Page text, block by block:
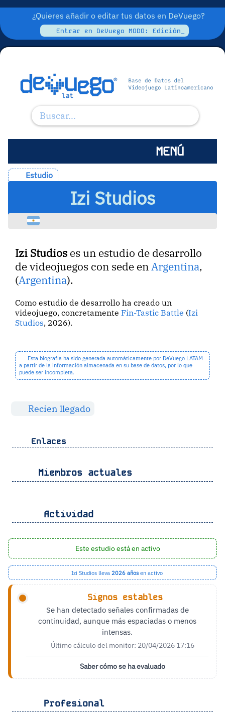
¿Quieres añadir o editar tus datos en DeVuego?
Entrar en DeVuego MODO: Edición_
MENÚ
Estudio
Izi Studios
Izi Studios es un estudio de desarrollo
de videojuegos con sede enArgentina,
(Argentina).
Como estudio de desarrollo ha creado un
videojuego, concretamenteFin-Tastic Battle (Izi
Studios, 2026).
Esta biografía ha sido generada automáticamente por DeVuego LATAM
a partir de la información almacenada en su base de datos, por lo que
puede ser incompleta.
Recien llegado
Enlaces
Miembros actuales
Actividad
Este estudio está en activo
Izi Studios lleva 2026 añosen activo
Signos estables
Se han detectado señales confirmadas de
continuidad, aunque más espaciadas o menos
intensas.
Último cálculo del monitor: 20/04/2026 17:16
Saber cómo se ha evaluado
Profesional